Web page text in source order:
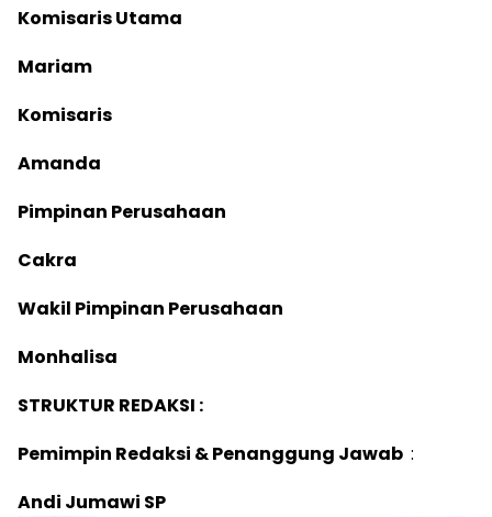
Komisaris Utama
Mariam
Komisaris
Amanda
Pimpinan Perusahaan
Cakra
Wakil Pimpinan Perusahaan
Monhalisa
STRUKTUR REDAKSI :
Pemimpin Redaksi & Penanggung Jawab :
Andi Jumawi SP